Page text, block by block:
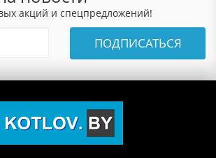
акций и спецпредложений!
ПОДПИСАТЬСЯ